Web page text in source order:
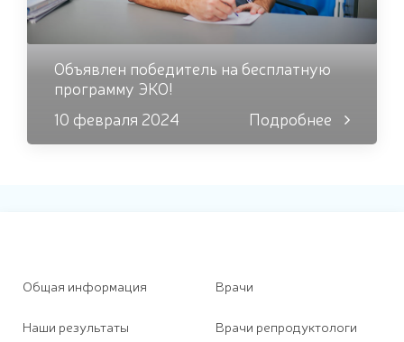
Объявлен победитель на бесплатную
программу ЭКО!
10 февраля 2024
Подробнее
Общая информация
Наши результаты
Врачи
Врачи репродуктологи